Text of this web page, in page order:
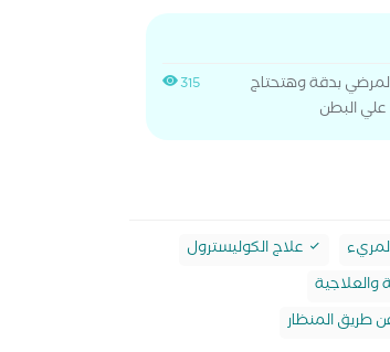
315
بدقة وهتحتاج
البطن
علاج الكوليسترول
والعلاجية
طريق المنظار